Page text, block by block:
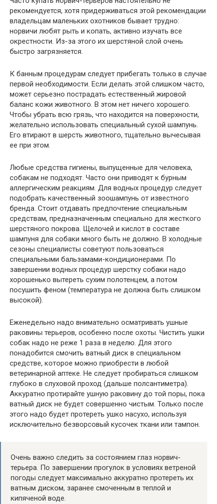
рекомендуется, хотя придерживаться этой рекомендации
владельцам маленьких охотников бывает трудно:
норвичи любят рыть и копать, активно изучать все
окрестности. Из-за этого их шерстяной слой очень
быстро загрязняется.
К банным процедурам следует прибегать только в случае
первой необходимости. Если делать этой слишком часто,
может серьезно пострадать естественный жировой
баланс кожи животного. В этом нет ничего хорошего.
Чтобы убрать всю грязь, что находится на поверхности,
желательно использовать специальный сухой шампунь.
Его втирают в шерсть животного, тщательно вычесывая
ее при этом.
Любые средства гигиены, выпущенные для человека,
собакам не подходят. Часто они приводят к бурным
аллергическим реакциям. Для водных процедур следует
подобрать качественный зоошампунь от известного
бренда. Стоит отдавать предпочтение специальным
средствам, предназначенным специально для жесткого
шерстяного покрова. Щелочей и кислот в составе
шампуня для собаки много быть не должно. В холодные
сезоны специалисты советуют пользоваться
специальными бальзамами-кондиционерами. По
завершении водных процедур шерстку собаки надо
хорошенько вытереть сухим полотенцем, а потом
посушить феном (температура не должна быть слишком
высокой).
Еженедельно надо внимательно осматривать ушные
раковины терьеров, особенно после охоты. Чистить ушки
собак надо не реже 1 раза в неделю. Для этого
понадобится смочить ватный диск в специальном
средстве, которое можно приобрести в любой
ветеринарной аптеке. Не следует пробираться слишком
глубоко в слуховой проход (дальше полсантиметра).
Аккуратно протирайте ушную раковину до той поры, пока
ватный диск не будет совершенно чистым. Только после
этого надо будет протереть ушко насухо, используя
исключительно безворсовый кусочек ткани или тампон.
Очень важно следить за состоянием глаз норвич-
терьера. По завершении прогулок в условиях ветреной
погоды следует максимально аккуратно протереть их
ватным диском, заранее смоченным в теплой и
кипяченой воде.